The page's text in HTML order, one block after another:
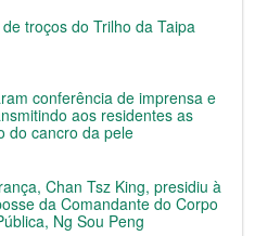
troços do Trilho da Taipa
conferência de imprensa e
aos residentes as
do cancro da pele
Chan Tsz King, presidiu à
da Comandante do Corpo
Ng Sou Peng